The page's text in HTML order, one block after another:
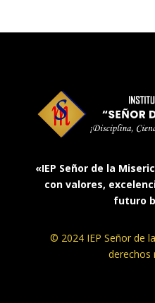
«IEP Señor de la
con valores,
futuro
© 2024 IEP Señor de
derechos